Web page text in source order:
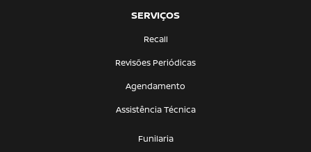
SERVIÇOS
Recall
Revisões Periódicas
Agendamento
Assistência Técnica
Funilaria